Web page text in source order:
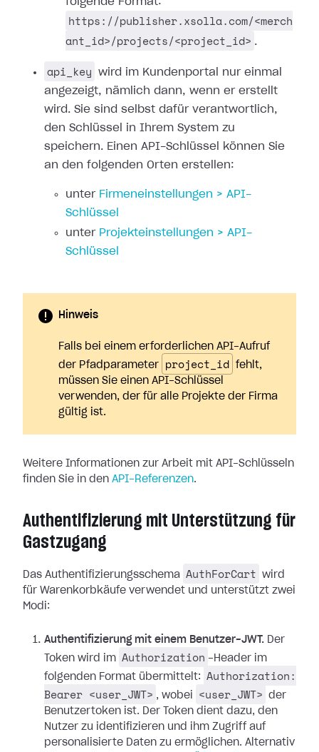
https://publisher.xsolla.com/<merch
ant_id>/projects/<project_id> .
api_key
wird im Kundenportal nur einmal
angezeigt, nämlich dann, wenn er erstellt
wird. Sie sind selbst dafür verantwortlich,
den Schlüssel in Ihrem System zu
speichern. Einen API-Schlüssel können Sie
an den folgenden Orten erstellen:
unter Firmeneinstellungen > API-
Schlüssel
unter Projekteinstellungen > API-
Schlüssel
Hinweis
Falls bei einem erforderlichen API-Aufruf
der Pfadparameter
project_id
fehlt,
müssen Sie einen API-Schlüssel
verwenden, der für alle Projekte der Firma
gültig ist.
Weitere Informationen zur Arbeit mit API-Schlüsseln
finden Sie in den API-Referenzen.
Authentifizierung mit Unterstützung für
Gastzugang
Das Authentifizierungsschema AuthForCart
wird
für Warenkorbkäufe verwendet und unterstützt zwei
Modi:
Authentifizierung mit einem Benutzer-JWT. Der
Token wird im Authorization -Header im
folgenden Format übermittelt:
Authorization:
Bearer <user_JWT> , wobei <user_JWT>
der
Benutzertoken ist. Der Token dient dazu, den
Nutzer zu identifizieren und ihm Zugriff auf
personalisierte Daten zu ermöglichen. Alternativ